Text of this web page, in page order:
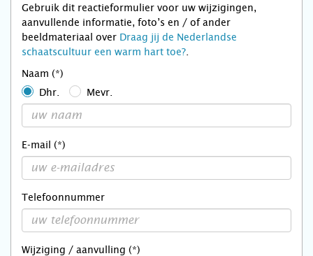
Gebruik dit reactieformulier voor uw wijzigingen,
aanvullende informatie, foto’s en / of ander
beeldmateriaal over Draag jij de Nederlandse
schaatscultuur een warm hart toe?
Naam (*)
Dhr.
Mevr.
E-mail (*)
Telefoonnummer
Wijziging / aanvulling (*)